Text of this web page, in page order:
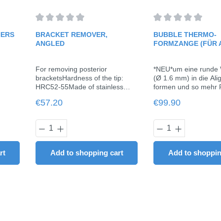
or use the buttons to increase or
Enter the desired amount or use the
BRACKET REMOVER,
ANGLED
For removing posterior
bracketsHardness of the tip:
HRC52-55Made of stainless
Regular price:
€57.20
Product Quantity: Enter the
Add to shopping cart
BUBBLE THERMO-
FORMZANGE (FÜR
*NEU*um eine runde
(Ø 1.6 mm) in die Aligner zu
formen und so mehr
schaffen optimal für
Regular price:
€99.90
Product
Add to